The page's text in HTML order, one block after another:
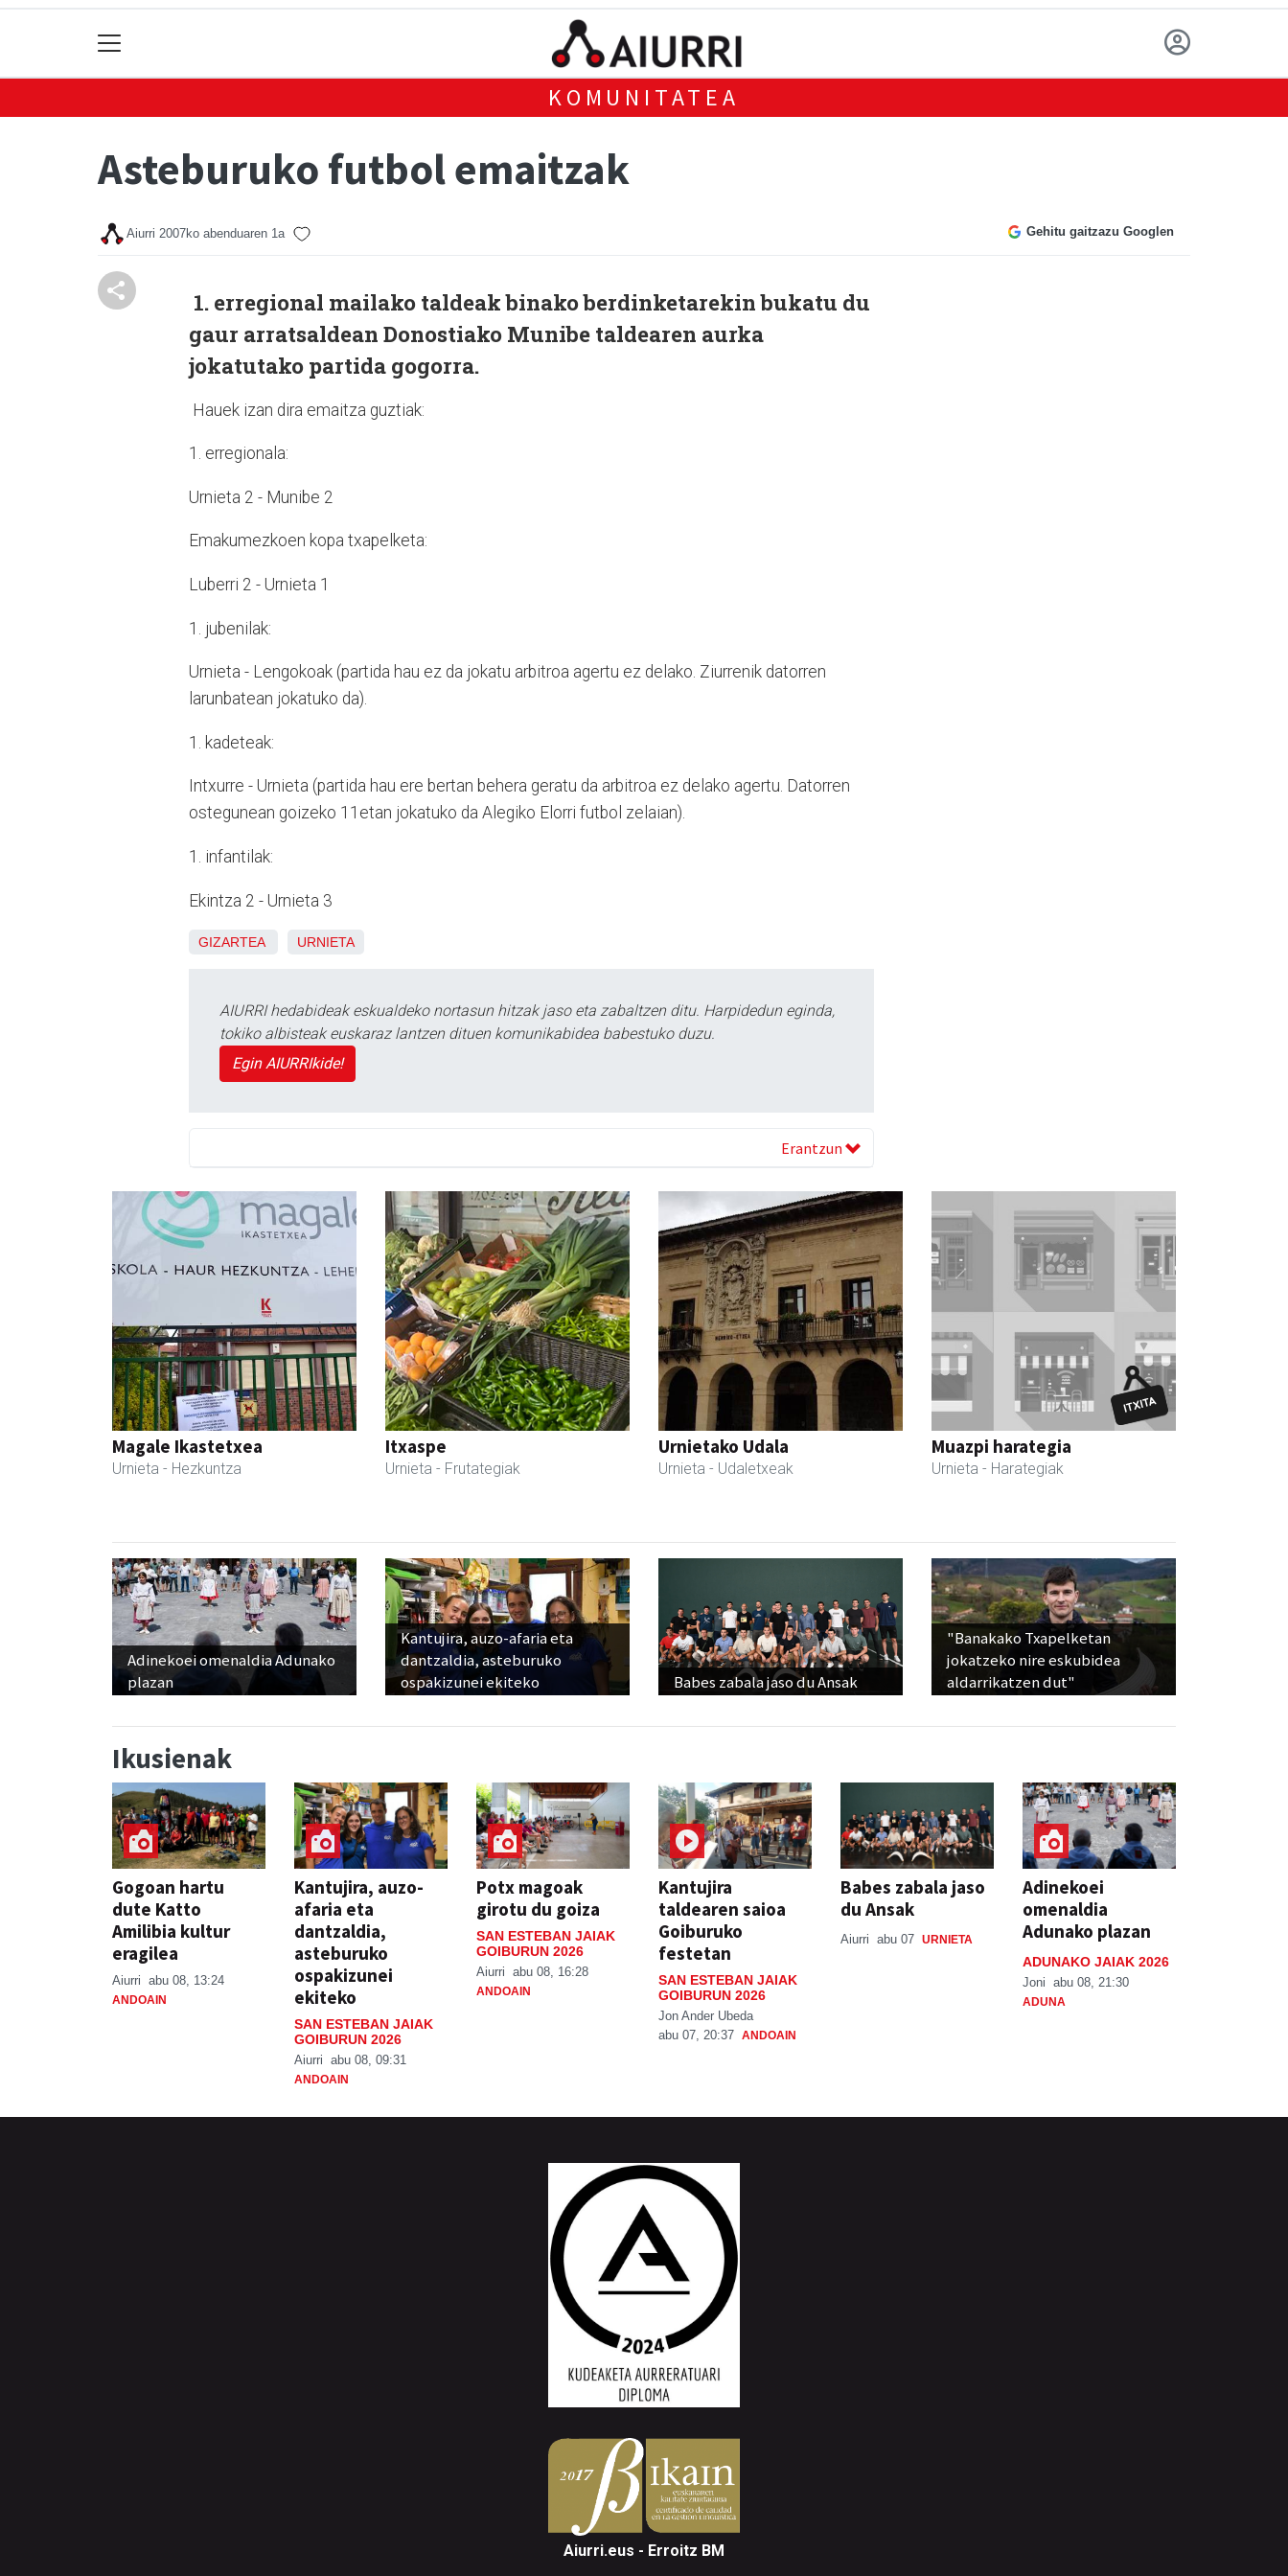
KOMUNITATEA
Asteburuko futbol emaitzak
Aiurri 2007ko abenduaren 1a Gehitu gaitzazu Googlen
1. erregional mailako taldeak binako berdinketarekin bukatu du
gaur arratsaldean Donostiako Munibe taldearen aurka
jokatutako partida gogorra.
Hauek izan dira emaitza guztiak:
1. erregionala:
Urnieta 2 - Munibe 2
Emakumezkoen kopa txapelketa:
Luberri 2 - Urnieta 1
1. jubenilak:
Urnieta - Lengokoak (partida hau ez da jokatu arbitroa agertu ez delako. Ziurrenik datorren
larunbatean jokatuko da).
1. kadeteak:
Intxurre - Urnieta (partida hau ere bertan behera geratu da arbitroa ez delako agertu. Datorren
ostegunean goizeko 11etan jokatuko da Alegiko Elorri futbol zelaian).
1. infantilak:
Ekintza 2 - Urnieta 3
GIZARTEA URNIETA
AIURRI hedabideak eskualdeko nortasun hitzak jaso eta zabaltzen ditu. Harpidedun eginda,
tokiko albisteak euskaraz lantzen dituen komunikabidea babestuko duzu.
Egin AIURRIkide!
Erantzun
Magale Ikastetxea
Urnieta - Hezkuntza
Itxaspe
Urnieta - Frutategiak
Urnietako Udala
Urnieta - Udaletxeak
Muazpi harategia
Urnieta - Harategiak
Adinekoei omenaldia Adunako
plazan
Kantujira, auzo-afaria eta
dantzaldia, asteburuko
ospakizunei ekiteko
Babes zabala jaso du Ansak
"Banakako Txapelketan
jokatzeko nire eskubidea
aldarrikatzen dut"
Ikusienak
Gogoan hartu
dute Katto
Amilibia kultur
eragilea
Aiurri abu 08, 13:24
ANDOAIN
Kantujira, auzo-
afaria eta
dantzaldia,
asteburuko
ospakizunei
ekiteko
SAN ESTEBAN JAIAK
GOIBURUN 2026
Aiurri abu 08, 09:31
ANDOAIN
Potx magoak
girotu du goiza
SAN ESTEBAN JAIAK
GOIBURUN 2026
Aiurri abu 08, 16:28
ANDOAIN
Kantujira
taldearen saioa
Goiburuko
festetan
SAN ESTEBAN JAIAK
GOIBURUN 2026
Jon Ander Ubeda
abu 07, 20:37 ANDOAIN
Babes zabala jaso
du Ansak
Aiurri abu 07 URNIETA
Adinekoei
omenaldia
Adunako plazan
ADUNAKO JAIAK 2026
Joni abu 08, 21:30
ADUNA
Aiurri.eus - Erroitz BM